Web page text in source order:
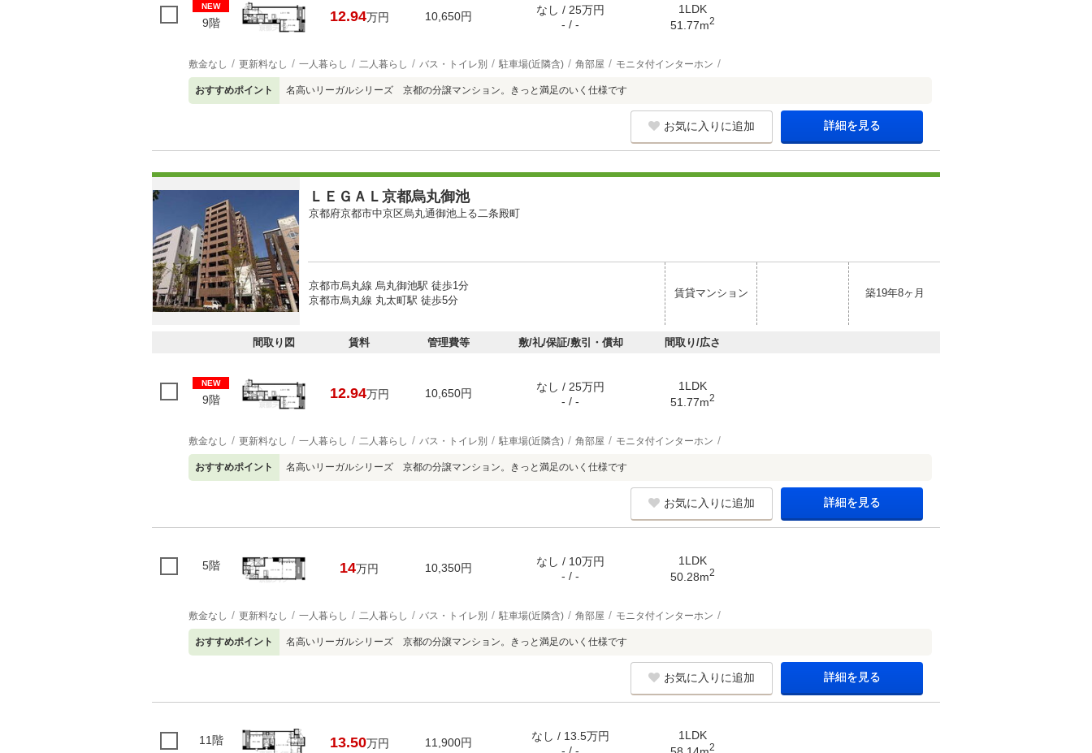
NEW
9階 12.94万円 10,650円
なし / 25万円
- / -
1LDK
51.77m2
敷金なし 更新料なし 一人暮らし 二人暮らし バス・トイレ別 駐車場(近隣含) 角部屋 モニタ付インターホン
おすすめポイント 名高いリーガルシリーズ 京都の分譲マンション。きっと満足のいく仕様です
お気に入りに追加 詳細を見る
ＬＥＧＡＬ京都烏丸御池
京都府京都市中京区烏丸通御池上る二条殿町
京都市烏丸線 烏丸御池駅 徒歩1分
京都市烏丸線 丸太町駅 徒歩5分
賃貸マンション 築19年8ヶ月
間取り図 賃料 管理費等 敷/礼/保証/敷引・償却 間取り/広さ
NEW
9階 12.94万円 10,650円
なし / 25万円
- / -
1LDK
51.77m2
敷金なし 更新料なし 一人暮らし 二人暮らし バス・トイレ別 駐車場(近隣含) 角部屋 モニタ付インターホン
おすすめポイント 名高いリーガルシリーズ 京都の分譲マンション。きっと満足のいく仕様です
お気に入りに追加 詳細を見る
5階 14万円 10,350円
なし / 10万円
- / -
1LDK
50.28m2
敷金なし 更新料なし 一人暮らし 二人暮らし バス・トイレ別 駐車場(近隣含) 角部屋 モニタ付インターホン
おすすめポイント 名高いリーガルシリーズ 京都の分譲マンション。きっと満足のいく仕様です
お気に入りに追加 詳細を見る
11階 13.50万円 11,900円
なし / 13.5万円
1LDK
2